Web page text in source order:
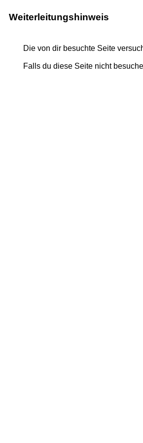
Weiterleitungshinweis
Die von dir besuchte Seite
Falls du diese Seite nicht